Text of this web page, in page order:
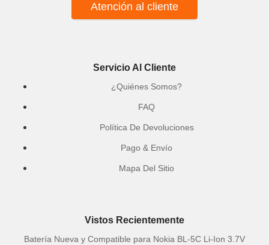
Atención al cliente
Servicio Al Cliente
¿Quiénes Somos?
FAQ
Política De Devoluciones
Pago & Envío
Mapa Del Sitio
Vistos Recientemente
Batería Nueva y Compatible para Nokia BL-5C Li-Ion 3.7V